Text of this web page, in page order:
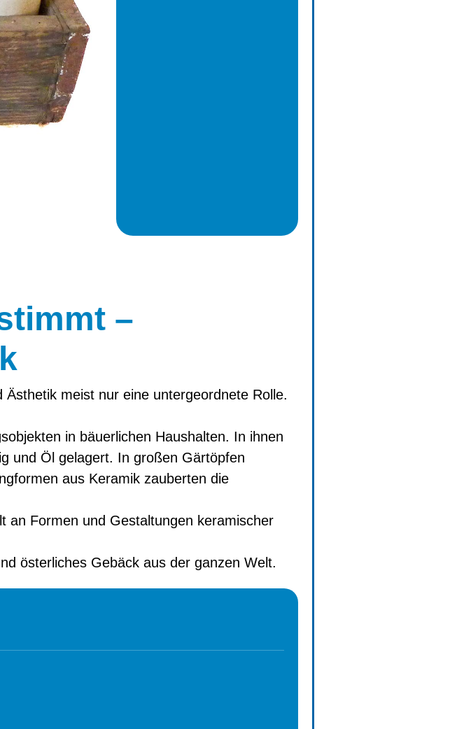
–
meist nur eine untergeordnete Rolle.
in bäuerlichen Haushalten. In ihnen
und Öl gelagert. In großen Gärtöpfen
aus Keramik zauberten die
an Formen und Gestaltungen keramischer
österliches Gebäck aus der ganzen Welt.